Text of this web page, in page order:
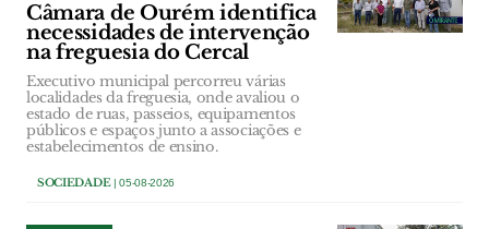
Câmara de Ourém identifica
necessidades de intervenção
na freguesia do Cercal
Executivo municipal percorreu várias
localidades da freguesia, onde avaliou o
estado de ruas, passeios, equipamentos
públicos e espaços junto a associações e
estabelecimentos de ensino.
SOCIEDADE| 05-08-2026